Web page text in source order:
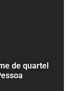
de quartel